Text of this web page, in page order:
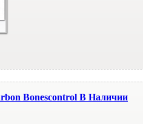
Bonescontrol В Наличии